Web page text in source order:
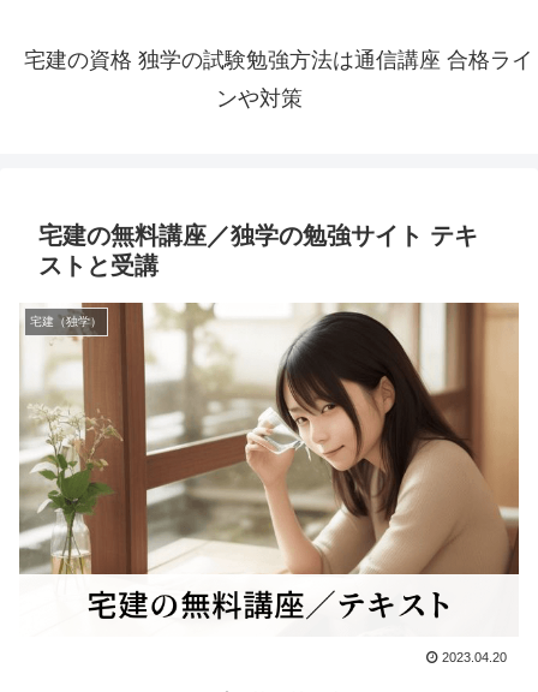
宅建の資格 独学の試験勉強方法は通信講座 合格ライ
ンや対策
宅建の無料講座／独学の勉強サイト テキ
ストと受講
宅建（独学）
2023.04.20